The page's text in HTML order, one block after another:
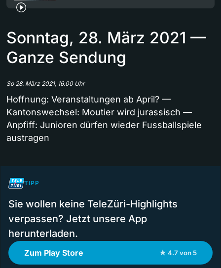
Sonntag, 28. März 2021 —
Ganze Sendung
So 28. März 2021, 16.00 Uhr
Hoffnung: Veranstaltungen ab April? —
Kantonswechsel: Moutier wird jurassisch —
Anpfiff: Junioren dürfen wieder Fussballspiele
austragen
TIPP
Sie wollen keine TeleZüri-Highlights
verpassen? Jetzt unsere App
herunterladen.
Zum Play Store ★ 4.7 von 5